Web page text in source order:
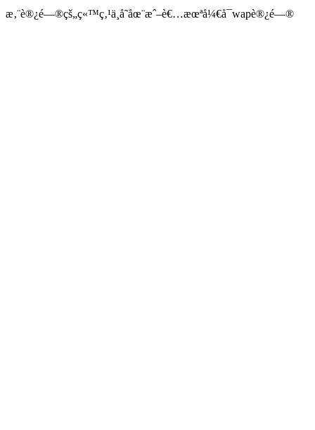
æ‚¨è®¿é—®çš„ç«™ç‚¹ä¸å­˜åœ¨æˆ–è€…æœªå¼€å¯wapè®¿é—®